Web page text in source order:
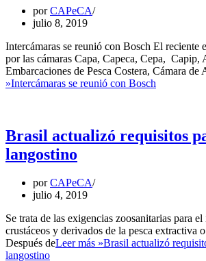
porCAPeCA
julio 8, 2019
Intercámaras se reunió con Bosch El reciente
por las cámaras Capa, Capeca, Cepa, Capip,
Embarcaciones de Pesca Costera, Cámara de
»Intercámaras se reunió con Bosch
Brasil actualizó requisitos
langostino
porCAPeCA
julio 4, 2019
Se trata de las exigencias zoosanitarias para
crustáceos y derivados de la pesca extractiva
Después deLeer más »Brasil actualizó
langostino